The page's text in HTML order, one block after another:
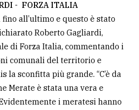
- FORZA ITALIA
fino all’ultimo e questo è stato
Roberto Gagliardi,
di Forza Italia, commentando i
comunali del territorio e
la sconfitta più grande. “C’è da
Merate è stata una vera e
Evidentemente i meratesi hanno